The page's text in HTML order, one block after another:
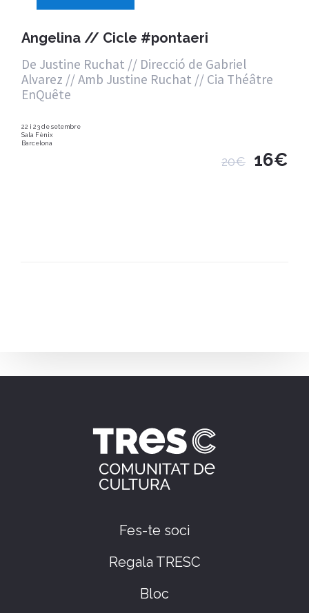
Angelina // Cicle #pontaeri
De Justine Ruchat // Direcció de Gabriel
Alvarez // Amb Justine Ruchat // Cia Théâtre
EnQuête
22 i 23 de setembre
Sala Fènix
Barcelona
20€ 16€
Fes-te soci
Regala TRESC
Bloc